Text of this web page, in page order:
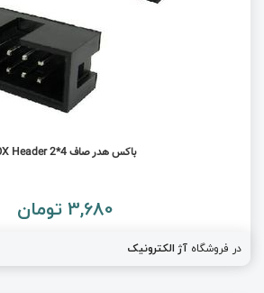
باکس هدر صاف BOX Header 2*4
3,680 تومان
در فروشگاه آژ الکترونیک